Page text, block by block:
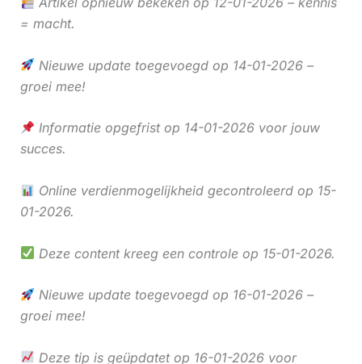
= macht.
Nieuwe update toegevoegd op 14-01-2026 –
groei mee!
Informatie opgefrist op 14-01-2026 voor jouw
succes.
Online verdienmogelijkheid gecontroleerd op 15-
01-2026.
Deze content kreeg een controle op 15-01-2026.
Nieuwe update toegevoegd op 16-01-2026 –
groei mee!
Deze tip is geüpdatet op 16-01-2026 voor